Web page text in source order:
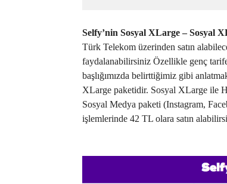
Selfy’nin Sosyal XLarge – Sosyal
Türk Telekom üzerinden satın
faydalanabilirsiniz Özellikle genç
başlığımızda belirttiğimiz gibi
XLarge paketidir. Sosyal XLarge ile
Sosyal Medya paketi (Instagram,
işlemlerinde 42 TL olara satın